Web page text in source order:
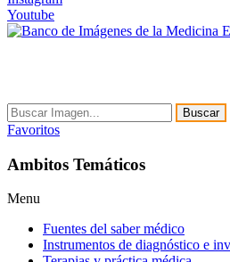
Youtube
Buscar
Favoritos
Ambitos Temáticos
Menu
Fuentes del saber médico
Instrumentos de diagnóstico e